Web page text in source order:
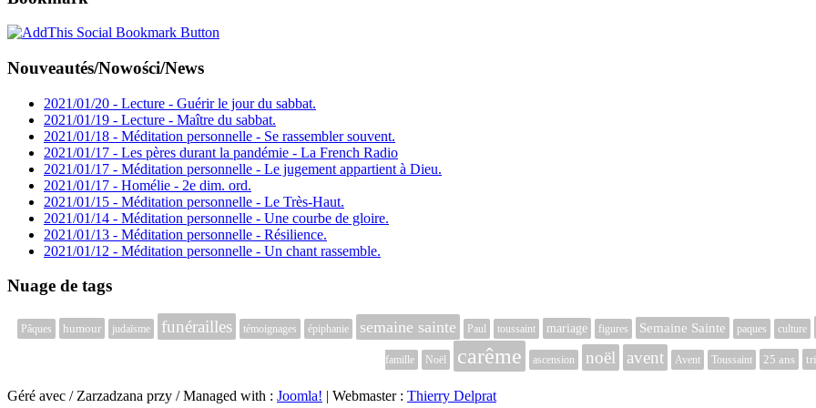
Nouveautés/Nowości/News
2021/01/20 - Lecture - Guérir le jour du sabbat.
2021/01/19 - Lecture - Maître du sabbat.
2021/01/18 - Méditation personnelle - Se rassembler souvent.
2021/01/17 - Les pères durant la pandémie - La French Radio
2021/01/17 - Méditation personnelle - Le jugement appartient à Dieu.
2021/01/17 - Homélie - 2e dim. ord.
2021/01/15 - Méditation personnelle - Le Très-Haut.
2021/01/14 - Méditation personnelle - Une courbe de gloire.
2021/01/13 - Méditation personnelle - Résilience.
2021/01/12 - Méditation personnelle - Un chant rassemble.
Nuage de tags
Pâques humour judaïsme funérailles témoignages épiphanie semaine sainte Paul toussaint mariage figures Semaine Sainte paques culture
famille Noël carême ascension noël avent Avent Toussaint 25 ans
Géré avec / Zarzadzana przy / Managed with : Joomla! | Webmaster : Thierry Delprat